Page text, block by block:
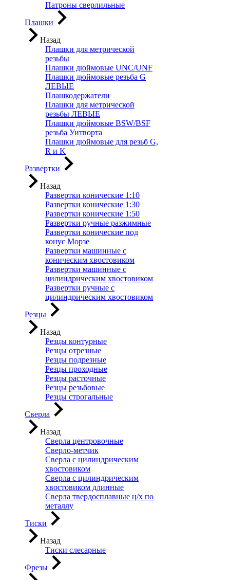
Патроны сверлильные
Плашки
Назад
Плашки для метрической
резьбы
Плашки дюймовые UNC/UNF
Плашки дюймовые резьба G
ЛЕВЫЕ
Плашкодержатели
Плашки для метрической
резьбы ЛЕВЫЕ
Плашки дюймовые BSW/BSF
резьба Уитворта
Плашки дюймовые для резьб G,
R и K
Развертки
Назад
Развертки конические 1:10
Развертки конические 1:30
Развертки конические 1:50
Развертки ручные разжимные
Развертки конические под
конус Морзе
Развертки машинные с
коническим хвостовиком
Развертки машинные с
цилиндрическим хвостовиком
Развертки ручные с
цилиндрическим хвостовиком
Резцы
Назад
Резцы контурные
Резцы отрезные
Резцы подрезные
Резцы проходные
Резцы расточные
Резцы резьбовые
Резцы строгальные
Сверла
Назад
Сверла центровочные
Сверло-метчик
Сверла с цилиндрическим
хвостовиком
Сверла с цилиндрическим
хвостовиком длинные
Сверла твердосплавные ц/х по
металлу
Тиски
Назад
Тиски слесарные
Фрезы